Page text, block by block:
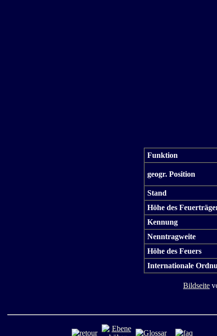
Funktion
geogr. Position
Stand
Höhe des
Kennung
Nenntragweite
Höhe des Feuers
Internationale
Bildseite